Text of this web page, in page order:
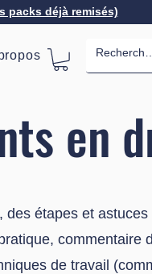
packs déjà remisés)
en
étapes et
commentaire
de travail